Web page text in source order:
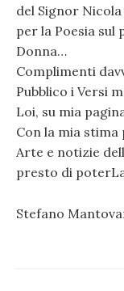
del Signor
per la Poesia sul
Donna…
Complimenti
Pubblico i Versi
Loi, su mia
Con la mia
Arte e notizie
presto di
Stefano